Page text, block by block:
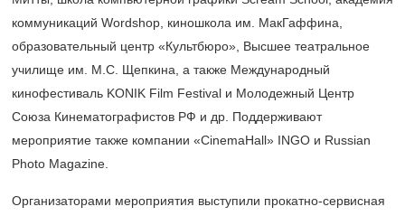
коммуникаций Wordshop, киношкола им. МакГаффина,
образовательный центр «Культбюро», Высшее театральное
училище им. М.С. Щепкина, а также Международный
кинофестиваль KONIK Film Festival и Молодежный Центр
Союза Кинематографистов РФ и др. Поддерживают
мероприятие также компании «CinemaHall» INGO и Russian
Photo Magazine.
Организаторами мероприятия выступили прокатно-сервисная